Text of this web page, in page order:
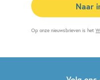
Naar
Op onze nieuwsbrieven is het